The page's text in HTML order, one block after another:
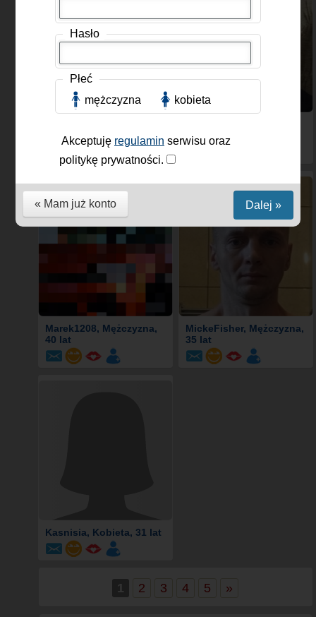
54 lat
Marek1208, Mężczyzna,
40 lat
MickeFisher, Mężczyzna,
35 lat
Kasnisia, Kobieta, 31 lat
1 2 3 4 5 »
Hasło
Płeć
mężczyzna
kobieta
Akceptuję regulamin serwisu oraz
politykę prywatności.
« Mam już konto Dalej »